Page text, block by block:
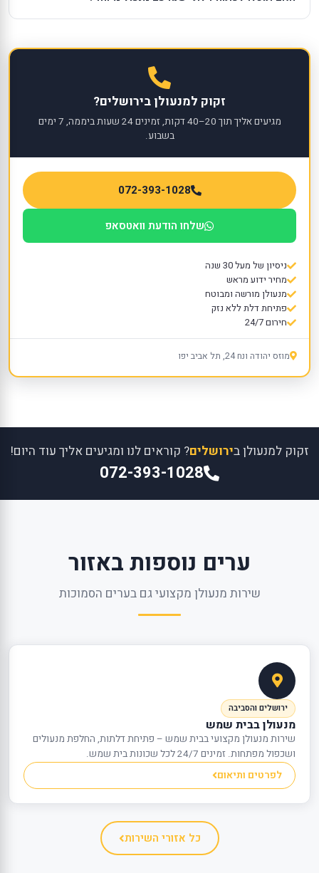
זקוק למנעולן בירושלים?
מגיעים אליך תוך 20–40 דקות, זמינים 24 שעות ביממה, 7 ימים
בשבוע.
072-393-1028
שלחו הודעת וואטסאפ
ניסיון של מעל 30 שנה
מחיר ידוע מראש
מנעולן מורשה ומבוטח
פתיחת דלת ללא נזק
חירום 24/7
מוזס יהודה ונח 24, תל אביב יפו
זקוק למנעולן בירושלים? קוראים לנו ומגיעים אליך עוד היום!
072-393-1028
ערים נוספות באזור
שירות מנעולן מקצועי גם בערים הסמוכות
ירושלים והסביבה
מנעולן בבית שמש
שירות מנעולן מקצועי בבית שמש – פתיחת דלתות, החלפת מנעולים
ושכפול מפתחות. זמינים 24/7 לכל שכונות בית שמש.
לפרטים ותיאום
כל אזורי השירות